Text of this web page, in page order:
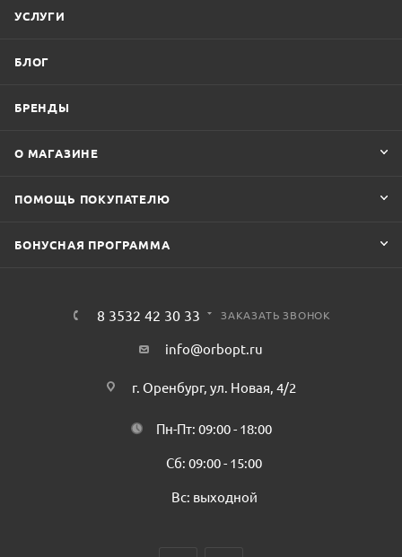
УСЛУГИ
БЛОГ
БРЕНДЫ
О МАГАЗИНЕ
ПОМОЩЬ ПОКУПАТЕЛЮ
БОНУСНАЯ ПРОГРАММА
8 3532 42 30 33 ЗАКАЗАТЬ ЗВОНОК
info@orbopt.ru
г. Оренбург, ул. Новая, 4/2
Пн-Пт: 09:00 - 18:00
Сб: 09:00 - 15:00
Вс: выходной